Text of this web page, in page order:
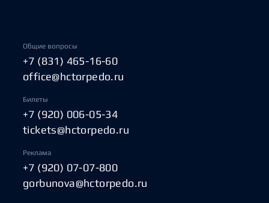
Общие вопросы
+7 (831) 465-16-60
office@hctorpedo.ru
Билеты
+7 (920) 006-05-34
tickets@hctorpedo.ru
Реклама
+7 (920) 07-07-800
gorbunova@hctorpedo.ru